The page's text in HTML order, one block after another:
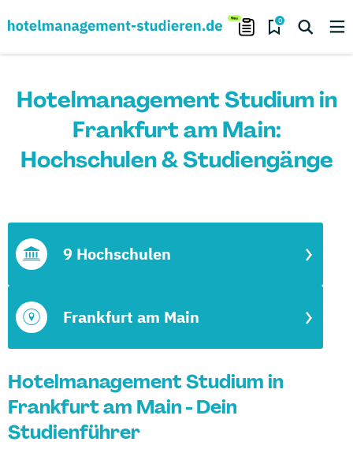
0
Hotelmanagement Studium in
Frankfurt am Main:
Hochschulen & Studiengänge
Frankfurt am Main
9 Hochschulen
Hotelmanagement Studium in
Frankfurt am Main - Dein
Studienführer